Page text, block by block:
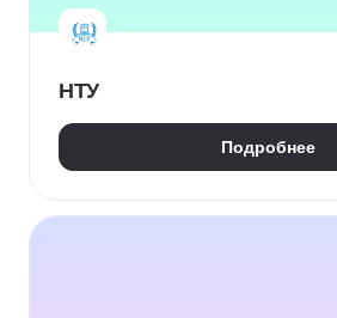
НТУ
Подробнее